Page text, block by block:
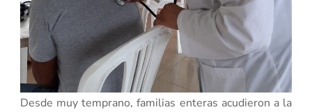
Desde muy temprano, familias enteras acudieron a la